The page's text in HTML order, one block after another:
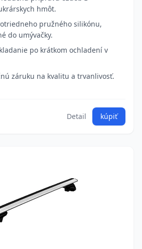
hmôt.
pružného silikónu,
do umývačky.
po krátkom ochladení v
záruku na kvalitu a trvanlivosť.
Detail kúpiť